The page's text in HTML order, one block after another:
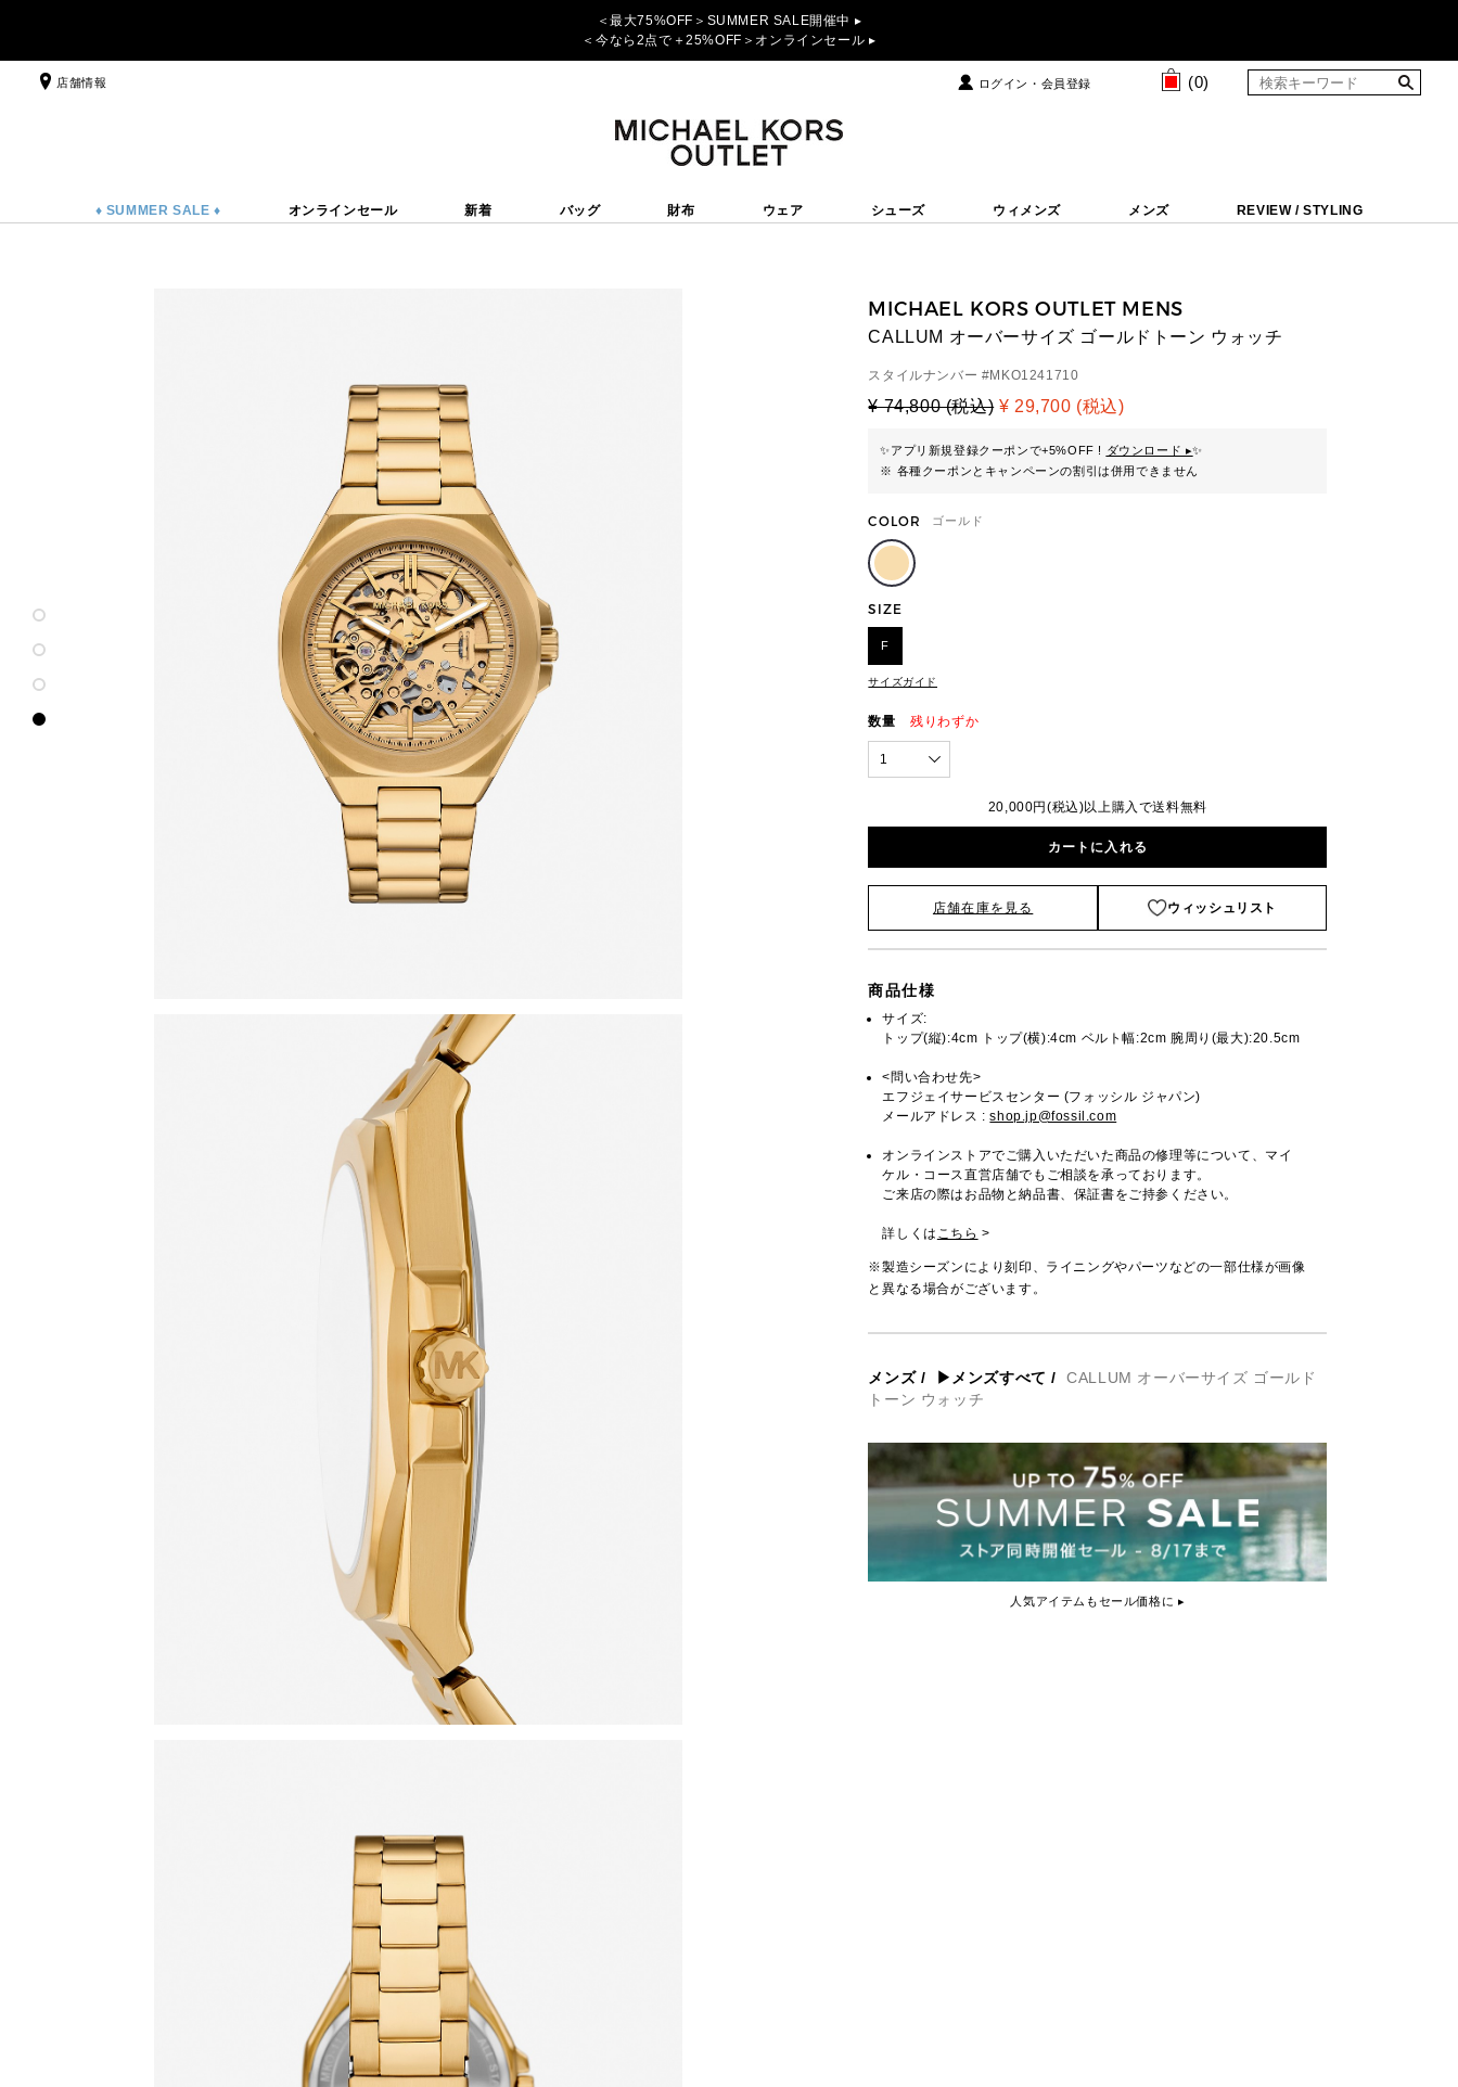
＜最大75%OFF＞SUMMER SALE開催中 ▸
＜今なら2点で＋25%OFF＞オンラインセール ▸
店舗情報 ログイン・会員登録 (0)
♦ SUMMER SALE ♦ オンラインセール 新着 バッグ 財布 ウェア シューズ ウィメンズ メンズ REVIEW / STYLING
MICHAEL KORS OUTLET MENS
CALLUM オーバーサイズ ゴールドトーン ウォッチ
スタイルナンバー #MKO1241710
¥ 74,800 (税込) ¥ 29,700 (税込)
✨アプリ新規登録クーポンで+5%OFF ! ダウンロード ▸✨
※ 各種クーポンとキャンペーンの割引は併用できません
COLOR ゴールド
SIZE
F
サイズガイド
数量 残りわずか
1
20,000円(税込)以上購入で送料無料
カートに入れる
店舗在庫を見る ウィッシュリスト
商品仕様
サイズ:
トップ(縦):4cm トップ(横):4cm ベルト幅:2cm 腕周り(最大):20.5cm
<問い合わせ先>
エフジェイサービスセンター (フォッシル ジャパン)
メールアドレス :shop.jp@fossil.com
オンラインストアでご購入いただいた商品の修理等について、マイ
ケル・コース直営店舗でもご相談を承っております。
ご来店の際はお品物と納品書、保証書をご持参ください。
詳しくは こちら >
※製造シーズンにより刻印、ライニングやパーツなどの一部仕様が画像
と異なる場合がございます。
メンズ/ ▶メンズすべて /
CALLUM オーバーサイズ ゴールド
トーン ウォッチ
人気アイテムもセール価格に ▸